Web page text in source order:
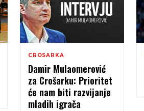
CROSARKA
Damir Mulaomerović
za Crošarku: Prioritet
će nam biti razvijanje
mladih igrača